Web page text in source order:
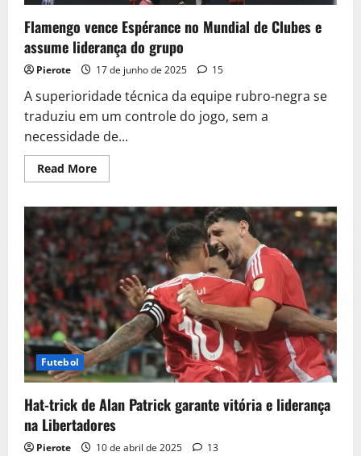
Flamengo vence Espérance no Mundial de Clubes e
assume liderança do grupo
Pierote 17 de junho de 2025 15
A superioridade técnica da equipe rubro-negra se
traduziu em um controle do jogo, sem a
necessidade de...
Read MoreRead
more
vence
Espérance
no
Mundial
de
Clubes
e
assume
liderança
do
grupo
Futebol
Hat-trick de Alan Patrick garante vitória e liderança
na Libertadores
Pierote 10 de abril de 2025 13